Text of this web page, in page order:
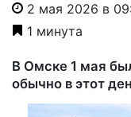
2 мая 2026 в
1 минута
В Омске 1 мая
обычно в этот